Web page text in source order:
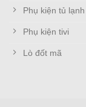
Phụ kiện tủ lạnh
Phụ kiện tivi
Lò đốt mã